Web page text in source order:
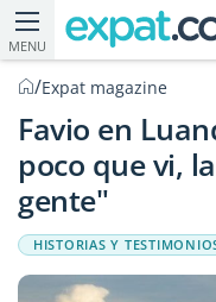
MENU
/Expat magazine
Favio en
poco que vi,
gente"
HISTORIAS Y